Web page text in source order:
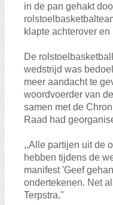
in de pan gehakt
klapte achterover
De
wedstrijd was
meer aandacht te
woordvoerder van
samen met de
Raad had
,,Alle partijen uit de
hebben tijdens de
manifest 'Geef
ondertekenen. Net
Terpstra.''